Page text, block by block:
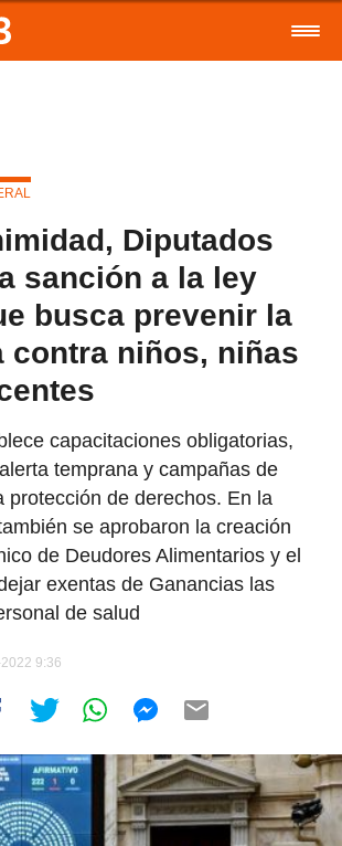
Diputados
sanción a la ley
busca prevenir la
contra niños, niñas
capacitaciones obligatorias,
temprana y campañas de
protección de derechos. En la
se aprobaron la creación
de Deudores Alimentarios y el
exentas de Ganancias las
de salud
9:36